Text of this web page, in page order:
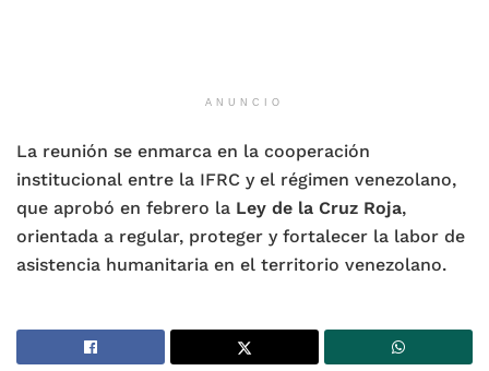
ANUNCIO
La reunión se enmarca en la cooperación
institucional entre la IFRC y el régimen venezolano,
que aprobó en febrero la Ley de la Cruz Roja,
orientada a regular, proteger y fortalecer la labor de
asistencia humanitaria en el territorio venezolano.